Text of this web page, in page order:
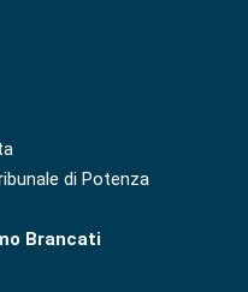
di Potenza
Brancati